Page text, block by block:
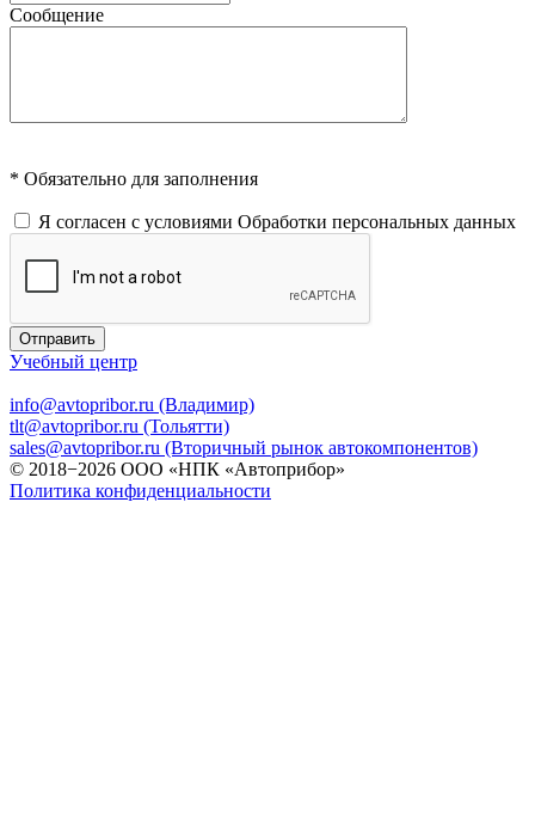
Сообщение
* Обязательно для заполнения
Я согласен с условиями Обработки персональных данных
Отправить
Учебный центр
info@avtopribor.ru (Владимир)
tlt@avtopribor.ru (Тольятти)
sales@avtopribor.ru (Вторичный рынок автокомпонентов)
© 2018−2026 ООО «НПК «Автоприбор»
Политика конфиденциальности